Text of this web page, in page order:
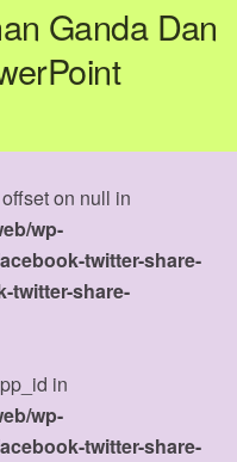
Ganda Dan
on null in
wp-
twitter-share-
twitter-share-
in
wp-
twitter-share-